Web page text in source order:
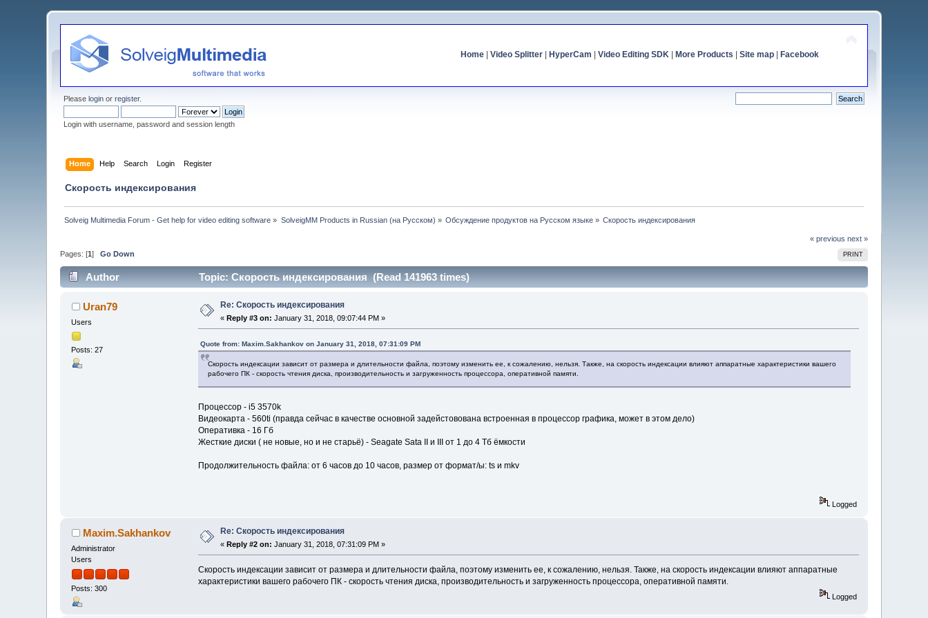
Home| Video Splitter| HyperCam Video Editing SDK| More Products Site map| Facebook
Pleaselogin orregister.
Login with username, password and session length
Home Help Search Login Register
Скорость индексирования
Solveig Multimedia Forum - Get help for video editing software » SolveigMM Products in Russian (на Русском) » Обсуждение продуктов на Русском языке » Скорость индексирования
« previous next »
PRINT
Pages: [1]Go Down
Author Topic: Скорость индексирования (Read 141963 times)
Uran79
Users
Posts: 27
Re: Скорость индексирования
«Reply #3 on: January 31, 2018, 09:07:44 PM »
Quote from: Maxim.Sakhankov on January 31, 2018, 07:31:09 PM
Скорость индексации зависит от размера и длительности файла, поэтому изменить ее, к сожалению, нельзя. Также, на скорость индексации влияют аппаратные характеристики вашего
рабочего ПК - скорость чтения диска, производительность и загруженность процессора, оперативной памяти.
Процессор - i5 3570k
Видеокарта - 560ti (правда сейчас в качестве основной задейстовована встроенная в процессор графика, может в этом дело)
Оперативка - 16 Гб
Жесткие диски ( не новые, но и не старьё) - Seagate Sata II и III от 1 до 4 Тб ёмкости
Продолжительность файла: от 6 часов до 10 часов, размер от формат/ы: ts и mkv
Logged
Maxim.Sakhankov
Administrator
Users
Posts: 300
Re: Скорость индексирования
«Reply #2 on: January 31, 2018, 07:31:09 PM »
Скорость индексации зависит от размера и длительности файла, поэтому изменить ее, к сожалению, нельзя. Также, на скорость индексации влияют аппаратные
характеристики вашего рабочего ПК - скорость чтения диска, производительность и загруженность процессора, оперативной памяти.
Logged